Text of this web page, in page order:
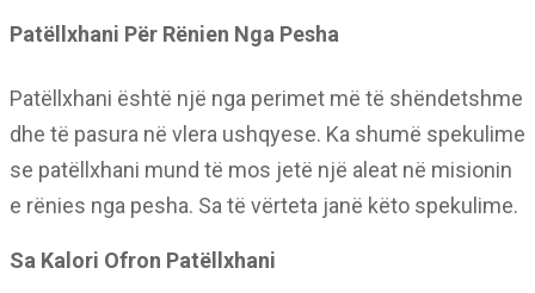
Patëllxhani Për Rënien Nga Pesha
Patëllxhani është një nga perimet më të shëndetshme
dhe të pasura në vlera ushqyese. Ka shumë spekulime
se patëllxhani mund të mos jetë një aleat në misionin
e rënies nga pesha. Sa të vërteta janë këto spekulime.
Sa Kalori Ofron Patëllxhani